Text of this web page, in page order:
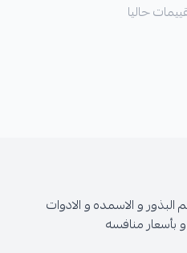
حاليا
البذور و الاسمده و الادوات
بأسعار منافسه